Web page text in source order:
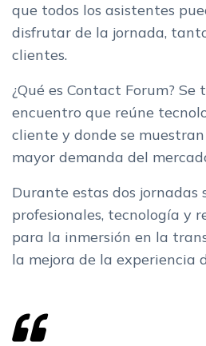
que todos los asistentes
disfrutar de la jornada,
clientes.
¿Qué es Contact Forum?
encuentro que reúne
cliente y donde se
mayor demanda del
Durante estas dos jornadas
profesionales, tecnología y
para la inmersión en la
la mejora de la experiencia